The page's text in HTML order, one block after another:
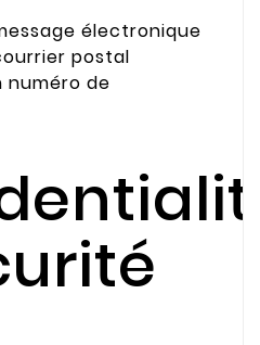
électronique
postal
numéro de